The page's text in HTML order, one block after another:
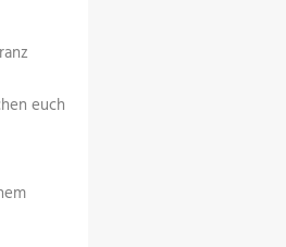
euch